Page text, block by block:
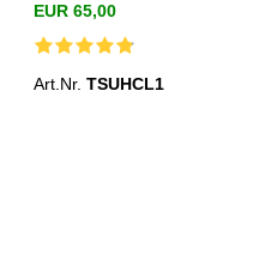
EUR 65,00
Art.Nr.TSUHCL1